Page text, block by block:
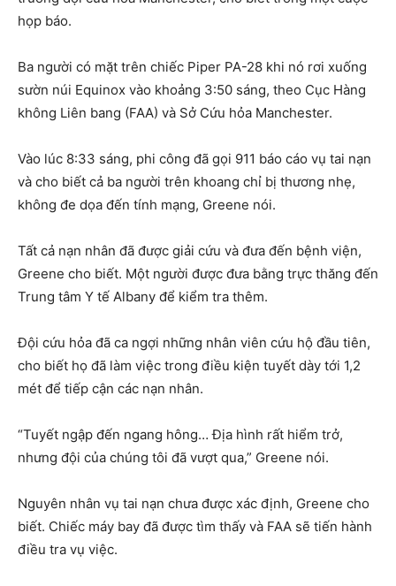
họp báo.
Ba người có mặt trên chiếc Piper PA-28 khi nó rơi xuống
sườn núi Equinox vào khoảng 3:50 sáng, theo Cục Hàng
không Liên bang (FAA) và Sở Cứu hỏa Manchester.
Vào lúc 8:33 sáng, phi công đã gọi 911 báo cáo vụ tai nạn
và cho biết cả ba người trên khoang chỉ bị thương nhẹ,
không đe dọa đến tính mạng, Greene nói.
Tất cả nạn nhân đã được giải cứu và đưa đến bệnh viện,
Greene cho biết. Một người được đưa bằng trực thăng đến
Trung tâm Y tế Albany để kiểm tra thêm.
Đội cứu hỏa đã ca ngợi những nhân viên cứu hộ đầu tiên,
cho biết họ đã làm việc trong điều kiện tuyết dày tới 1,2
mét để tiếp cận các nạn nhân.
“Tuyết ngập đến ngang hông… Địa hình rất hiểm trở,
nhưng đội của chúng tôi đã vượt qua,” Greene nói.
Nguyên nhân vụ tai nạn chưa được xác định, Greene cho
biết. Chiếc máy bay đã được tìm thấy và FAA sẽ tiến hành
điều tra vụ việc.